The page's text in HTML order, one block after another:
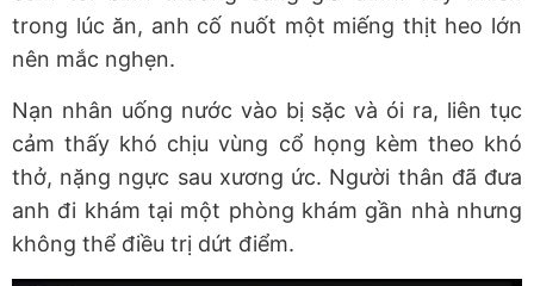
trong lúc ăn, anh cố nuốt một miếng thịt heo lớn
nên mắc nghẹn.
Nạn nhân uống nước vào bị sặc và ói ra, liên tục
cảm thấy khó chịu vùng cổ họng kèm theo khó
thở, nặng ngực sau xương ức. Người thân đã đưa
anh đi khám tại một phòng khám gần nhà nhưng
không thể điều trị dứt điểm.